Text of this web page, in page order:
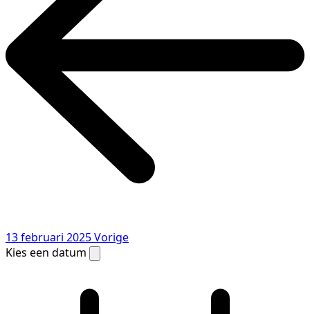
13 februari 2025Vorige
Kies een datum